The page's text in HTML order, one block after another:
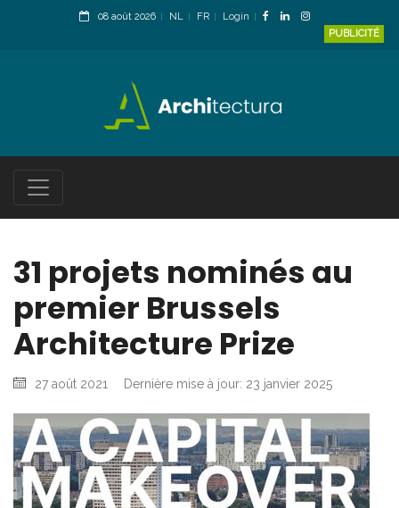
08 août 2026 NL FR
Login
PUBLICITÉ
31 projets nominés au
premier Brussels
Architecture Prize
27 août 2021 Dernière mise à jour: 23 janvier 2025